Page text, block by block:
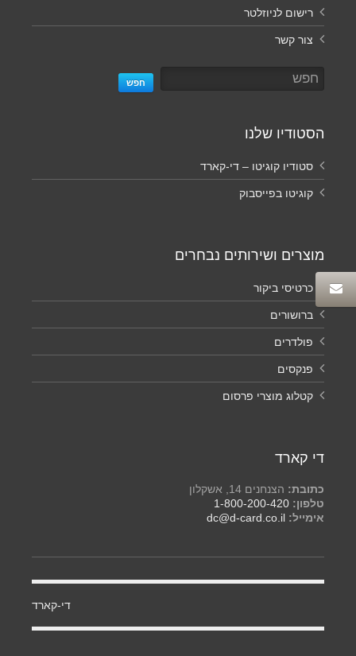
רישום לניוזלטר
צור קשר
חפש
הסטודיו שלנו
סטודיו קוגיטו – די-קארד
קוגיטו בפייסבוק
מוצרים ושירותים נבחרים
כרטיסי ביקור
ברושורים
פולדרים
פנקסים
קטלוג מוצרי פרסום
די קארד
כתובת: הצנחנים 14, אשקלון
טלפון: 1-800-200-420
אימייל: dc@d-card.co.il
‏די-קארד‏